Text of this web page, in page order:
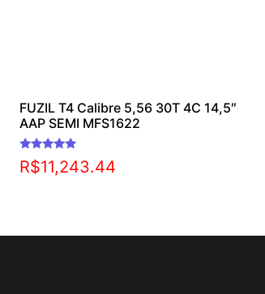
FUZIL T4 Calibre 5,56 30T 4C 14,5″
AAP SEMI MFS1622
Avaliação
5.00
R$11,243.44